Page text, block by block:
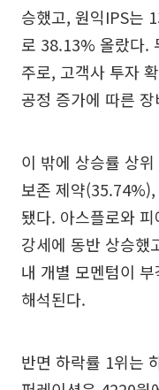
승했고, 원익IPS는
로 38.13% 올랐다.
주로, 고객사 투자
공정 증가에 따른
이 밖에 상승률 상
보존 제약
됐다. 아스플로와
강세에 동반 상승했
내 개별 모멘텀이
해석된다.
반면 하락률 1위는